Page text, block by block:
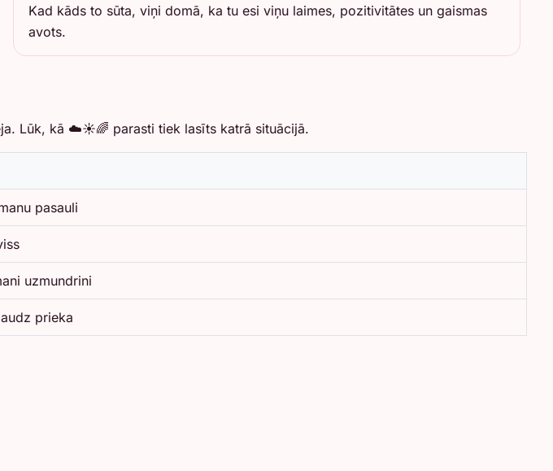
Kad kāds to sūta, viņi domā, ka tu esi viņu laimes, pozitivitātes un gaismas
avots.
Lūk, kā ☁️☀️🌈 parasti tiek lasīts katrā situācijā.
pasauli
uzmundrini
prieka